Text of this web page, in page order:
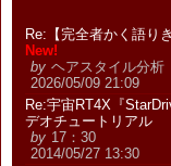
Re:【完全者かく語りき
New!
by ヘアスタイル分析
2026/05/09 21:09
Re:宇宙RT4X『
デオチュートリアル
by 17：30
2014/05/27 13:30